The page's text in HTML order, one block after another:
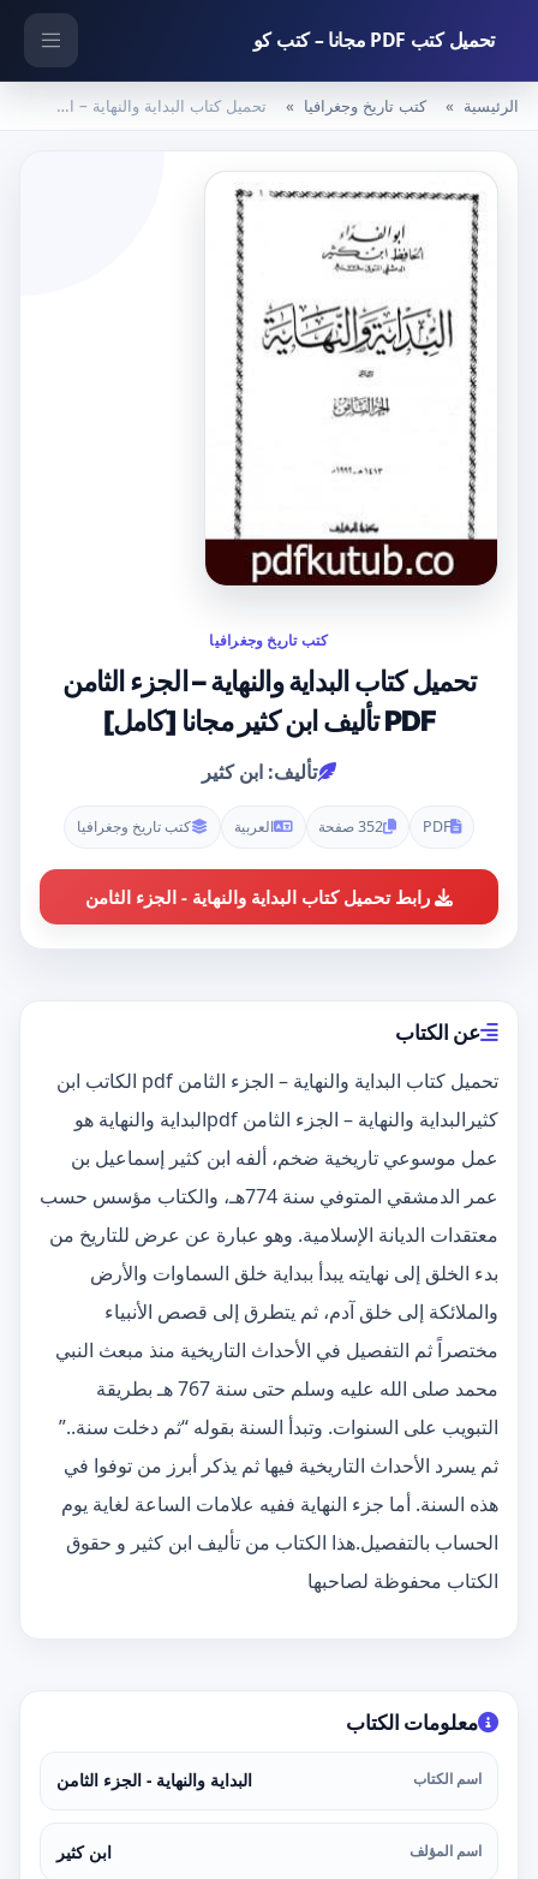
تحميل كتب PDF مجانا – كتب كو
الرئيسية كتب تاريخ وجغرافيا تحميل كتاب البداية والنهاية – الجزء الثامن PDF تأليف ابن كثير مجانا [كامل]
كتب تاريخ وجغرافيا
تحميل كتاب البداية والنهاية – الجزء الثامن
PDF تأليف ابن كثير مجانا [كامل]
تأليف: ابن كثير
PDF 352 صفحة العربية كتب تاريخ وجغرافيا
رابط تحميل كتاب البداية والنهاية - الجزء الثامن
عن الكتاب
تحميل كتاب البداية والنهاية – الجزء الثامن pdf الكاتب ابن
كثيرالبداية والنهاية – الجزء الثامن pdfالبداية والنهاية هو
عمل موسوعي تاريخية ضخم، ألفه ابن كثير إسماعيل بن
عمر الدمشقي المتوفي سنة 774هـ، والكتاب مؤسس حسب
معتقدات الديانة الإسلامية. وهو عبارة عن عرض للتاريخ من
بدء الخلق إلى نهايته يبدأ ببداية خلق السماوات والأرض
والملائكة إلى خلق آدم، ثم يتطرق إلى قصص الأنبياء
مختصراً ثم التفصيل في الأحداث التاريخية منذ مبعث النبي
محمد صلى الله عليه وسلم حتى سنة 767 هـ بطريقة
التبويب على السنوات. وتبدأ السنة بقوله “ثم دخلت سنة..”
ثم يسرد الأحداث التاريخية فيها ثم يذكر أبرز من توفوا في
هذه السنة. أما جزء النهاية ففيه علامات الساعة لغاية يوم
الحساب بالتفصيل.هذا الكتاب من تأليف ابن كثير و حقوق
الكتاب محفوظة لصاحبها
معلومات الكتاب
اسم الكتاب البداية والنهاية - الجزء الثامن
اسم المؤلف ابن كثير